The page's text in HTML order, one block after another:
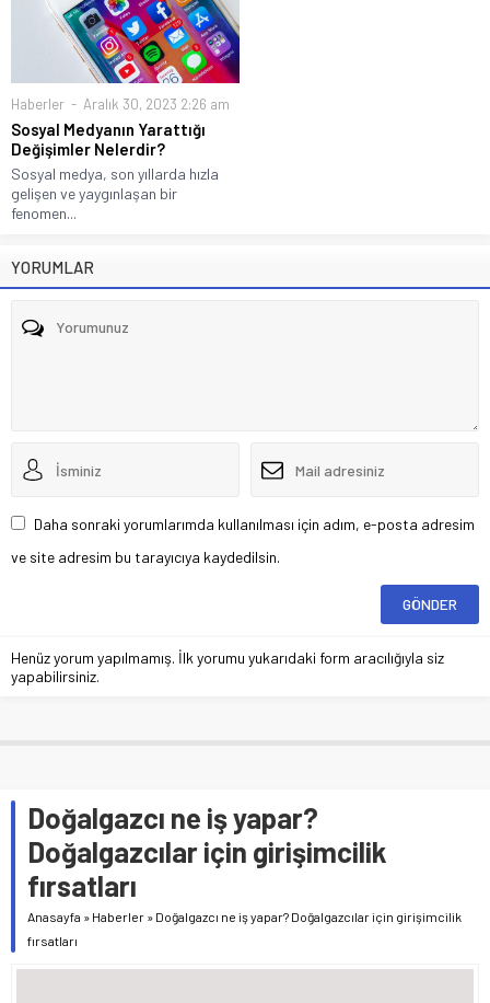
Haberler Aralık 30, 2023 2:26 am
Sosyal Medyanın Yarattığı
Değişimler Nelerdir?
Sosyal medya, son yıllarda hızla
gelişen ve yaygınlaşan bir
fenomen...
YORUMLAR
Daha sonraki yorumlarımda kullanılması için adım, e-posta adresim
ve site adresim bu tarayıcıya kaydedilsin.
Henüz yorum yapılmamış. İlk yorumu yukarıdaki form aracılığıyla siz
yapabilirsiniz.
Doğalgazcı ne iş yapar?
Doğalgazcılar için girişimcilik
fırsatları
Anasayfa » Haberler » Doğalgazcı ne iş yapar? Doğalgazcılar için girişimcilik
fırsatları